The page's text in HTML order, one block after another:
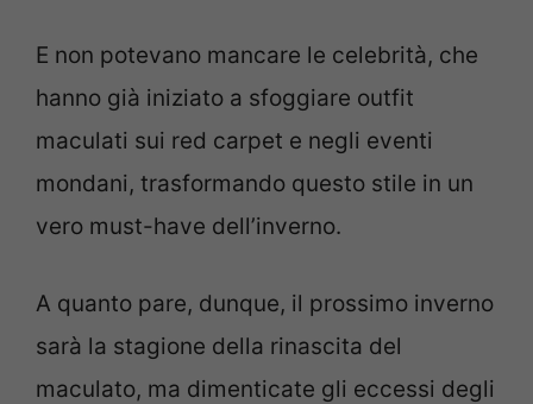
E non potevano mancare le celebrità, che
hanno già iniziato a sfoggiare outfit
maculati sui red carpet e negli eventi
mondani, trasformando questo stile in un
vero must-have dell’inverno.
A quanto pare, dunque, il prossimo inverno
sarà la stagione della rinascita del
maculato, ma dimenticate gli eccessi degli